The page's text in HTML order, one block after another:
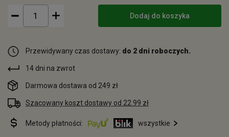
Dodaj do koszyka
Przewidywany czas dostawy: do 2 dni roboczych.
14 dni na zwrot
Darmowa dostawa od 249 zł
Szacowany koszt dostawy od 22.99 zł
Metody płatności: wszystkie